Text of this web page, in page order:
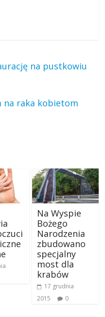
na pustkowiu
na raka kobietom
Na Wyspie
Bożego
Narodzenia
zbudowano
specjalny
most dla
krabów
17 grudnia
2015
0